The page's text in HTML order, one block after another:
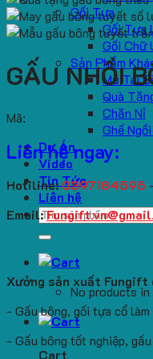
Gối Tựa
Gối Tựa
Gối Chữ
Sản Phẩm
Mũ Tai
Quà
Chăn Nỉ
Ghế
Dự Án
Video
Tin Tức
Liên hệ
Search
No products
Cart
GẤU NHỒI
Mã:
Liên hệ ngay:
Hotiline:0397184595
Email:
Xưởng sản xuất Fungift
- Gấu bông, gối tựa cổ
- Gấu bông tốt nghiệp,